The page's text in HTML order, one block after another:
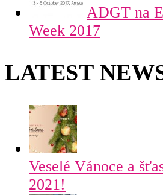
ADGT na
Week 2017
LATEST
Veselé Vánoce a
2021!